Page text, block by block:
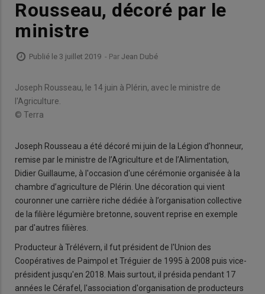
Rousseau, décoré par le
ministre
Publié le 3 juillet 2019 - Par Jean Dubé
Joseph Rousseau, le 14 juin à Plérin, avec le ministre de
l'Agriculture.
© Terra
Joseph Rousseau a été décoré mi juin de la Légion d’honneur,
remise par le ministre de l’Agriculture et de l’Alimentation,
Didier Guillaume, à l'occasion d'une cérémonie organisée à la
chambre d’agriculture de Plérin. Une décoration qui vient
couronner une carrière riche dédiée à l’organisation collective
de la filière légumière bretonne, souvent reprise en exemple
par d'autres filières.
Producteur à Trélévern, il fut président de l'Union des
Coopératives de Paimpol et Tréguier de 1995 à 2008 puis vice-
président jusqu'en 2018. Mais surtout, il présida pendant 17
années le Cérafel, l'association d'organisation de producteurs